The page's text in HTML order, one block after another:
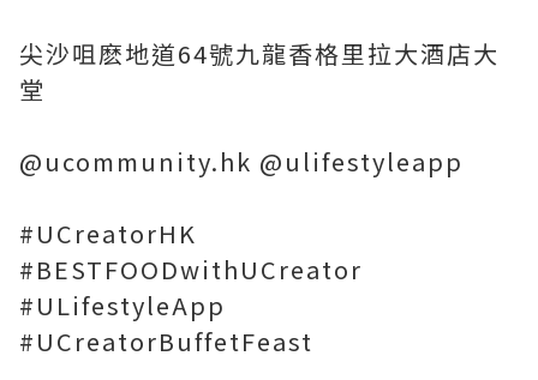
尖沙咀麽地道64號九龍香格里拉大酒店大
堂
@ucommunity.hk @ulifestyleapp
#UCreatorHK
#BESTFOODwithUCreator
#ULifestyleApp